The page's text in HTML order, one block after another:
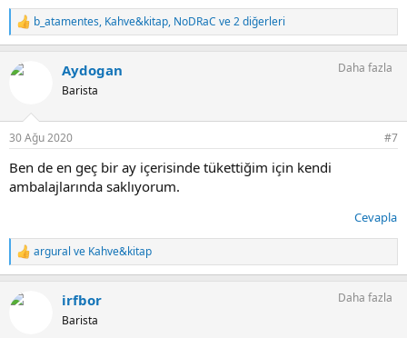
T
e
k
:
b_atamentes, Kahve&kitap, NoDRaC ve 2 diğerleri
Aydogan
Barista
Daha fazla
30 Ağu 2020 #7
Ben de en geç bir ay içerisinde tükettiğim için kendi
ambalajlarında saklıyorum.
Cevapla
T
e
k
argural ve Kahve&kitap
irfbor
Barista
Daha fazla